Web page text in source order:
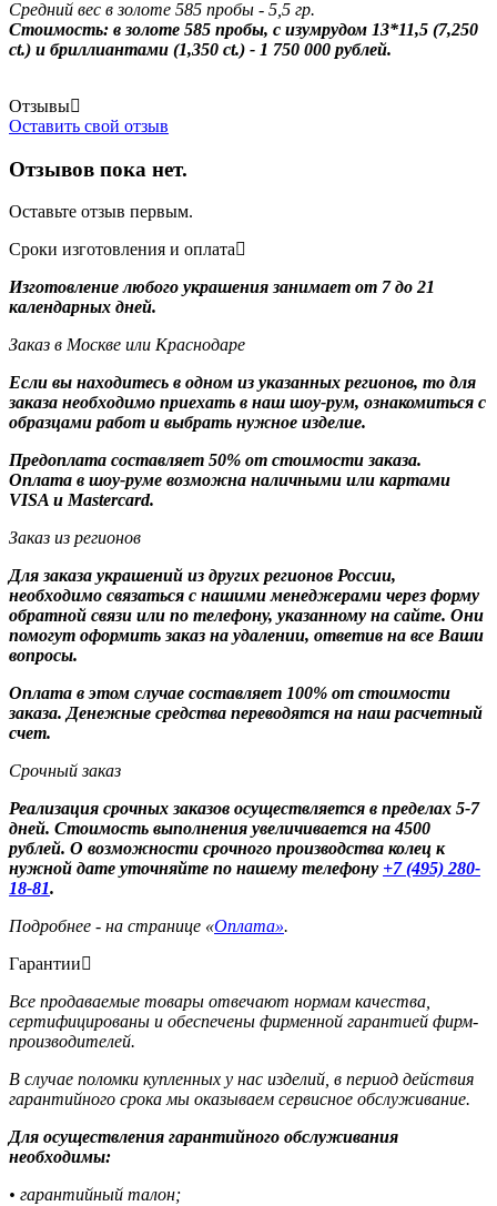
Средний вес в золоте 585 пробы - 5,5 гр.
Стоимость: в золоте 585 пробы, с изумрудом 13*11,5 (7,250
ct.) и бриллиантами (1,350 ct.) - 1 750 000 рублей.
Отзывы
Оставить свой отзыв
Отзывов пока нет.
Оставьте отзыв первым.
Сроки изготовления и оплата
Изготовление любого украшения занимает от 7 до 21
календарных дней.
Заказ в Москве или Краснодаре
Если вы находитесь в одном из указанных регионов, то для
заказа необходимо приехать в наш шоу-рум, ознакомиться с
образцами работ и выбрать нужное изделие.
Предоплата составляет 50% от стоимости заказа.
Оплата в шоу-руме возможна наличными или картами
VISA и Mastercard.
Заказ из регионов
Для заказа украшений из других регионов России,
необходимо связаться с нашими менеджерами через форму
обратной связи или по телефону, указанному на сайте. Они
помогут оформить заказ на удалении, ответив на все Ваши
вопросы.
Оплата в этом случае составляет 100% от стоимости
заказа. Денежные средства переводятся на наш расчетный
счет.
Срочный заказ
Реализация срочных заказов осуществляется в пределах 5-7
дней. Стоимость выполнения увеличивается на 4500
рублей. О возможности срочного производства колец к
нужной дате уточняйте по нашему телефону +7 (495) 280-
18-81.
Подробнее - на странице «Оплата».
Гарантии
Все продаваемые товары отвечают нормам качества,
сертифицированы и обеспечены фирменной гарантией фирм-
производителей.
В случае поломки купленных у нас изделий, в период действия
гарантийного срока мы оказываем сервисное обслуживание.
Для осуществления гарантийного обслуживания
необходимы:
• гарантийный талон;